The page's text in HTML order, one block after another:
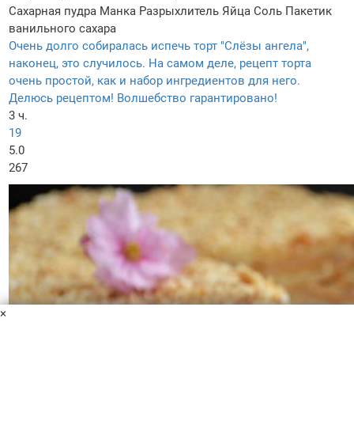
Сахарная пудра Манка Разрыхлитель Яйца Соль Пакетик
ванильного сахара
Очень долго собиралась испечь торт "Слёзы ангела",
наконец, это случилось. На самом деле, рецепт торта
очень простой, как и набор ингредиентов для него.
Делюсь рецептом! Волшебство гарантировано!
3 ч.
19
5.0
267
×